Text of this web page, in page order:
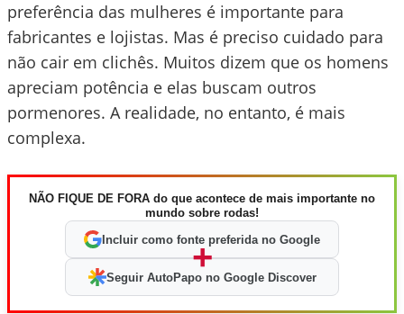
preferência das mulheres é importante para
fabricantes e lojistas. Mas é preciso cuidado para
não cair em clichês. Muitos dizem que os homens
apreciam potência e elas buscam outros
pormenores. A realidade, no entanto, é mais
complexa.
NÃO FIQUE DE FORA do que acontece de mais importante no
mundo sobre rodas!
Incluir como fonte preferida no Google
+
Seguir AutoPapo no Google Discover